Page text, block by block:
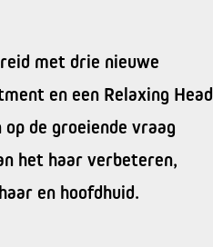
met drie nieuwe
en een Relaxing Head
de groeiende vraag
het haar verbeteren,
en hoofdhuid.